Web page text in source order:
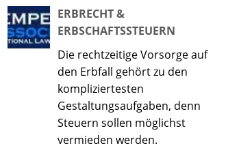
ERBRECHT &
ERBSCHAFTSSTEUERN
Die rechtzeitige Vorsorge auf
den Erbfall gehört zu den
kompliziertesten
Gestaltungsaufgaben, denn
Steuern sollen möglichst
vermieden werden.